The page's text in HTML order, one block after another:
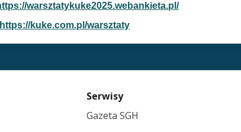
warsztatykuke2025.webankieta.pl/
https://kuke.com.pl/warsztaty
Serwisy
Gazeta SGH